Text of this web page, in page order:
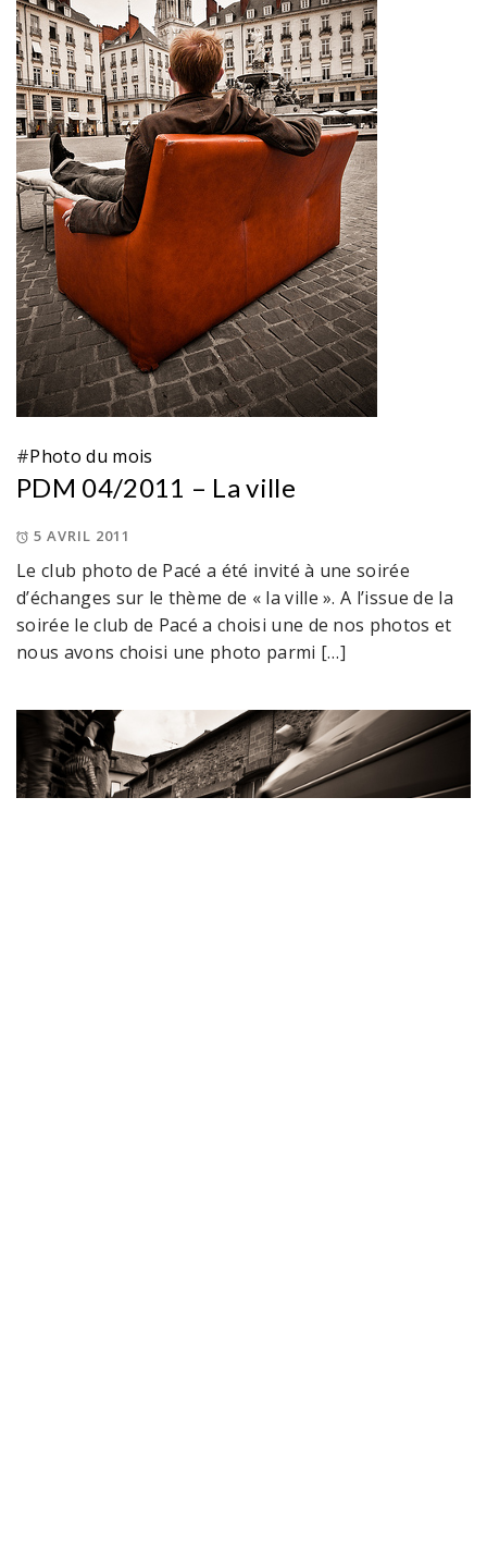
#Photo du mois
PDM 04/2011 – La ville
5 AVRIL 2011
Le club photo de Pacé a été invité à une soirée
d’échanges sur le thème de « la ville ». A l’issue de la
soirée le club de Pacé a choisi une de nos photos et
nous avons choisi une photo parmi […]